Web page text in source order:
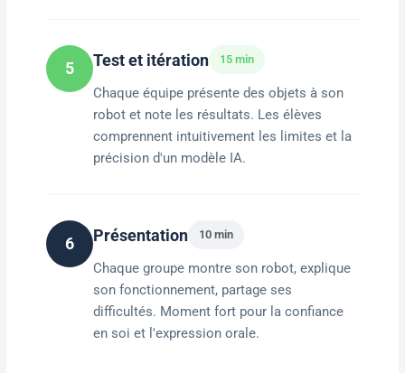
5 Test et itération 15 min
Chaque équipe présente des objets à son
robot et note les résultats. Les élèves
comprennent intuitivement les limites et la
précision d'un modèle IA.
6 Présentation 10 min
Chaque groupe montre son robot, explique
son fonctionnement, partage ses
difficultés. Moment fort pour la confiance
en soi et l'expression orale.